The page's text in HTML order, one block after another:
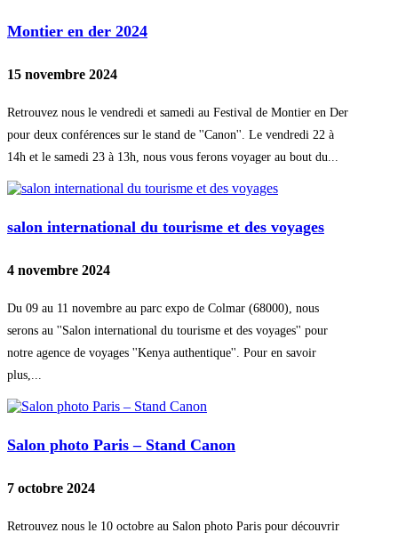
Montier en der 2024
15 novembre 2024
Retrouvez nous le vendredi et samedi au Festival de Montier en Der
pour deux conférences sur le stand de ''Canon''. Le vendredi 22 à
14h et le samedi 23 à 13h, nous vous ferons voyager au bout du...
salon international du tourisme et des voyages
4 novembre 2024
Du 09 au 11 novembre au parc expo de Colmar (68000), nous
serons au ''Salon international du tourisme et des voyages'' pour
notre agence de voyages ''Kenya authentique''. Pour en savoir
plus,...
Salon photo Paris – Stand Canon
7 octobre 2024
Retrouvez nous le 10 octobre au Salon photo Paris pour découvrir